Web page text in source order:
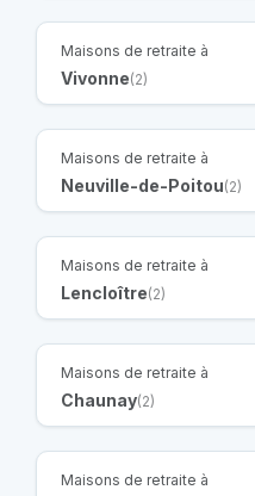
Maisons de retraite à
Vivonne(2)
Maisons de retraite à
Neuville-de-Poitou(2)
Maisons de retraite à
Lencloître(2)
Maisons de retraite à
Chaunay(2)
Maisons de retraite à